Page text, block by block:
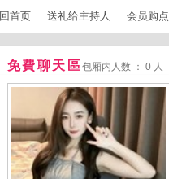
回首页 送礼给主持人 会员购点
免費聊天區包厢内人数 ： 0 人